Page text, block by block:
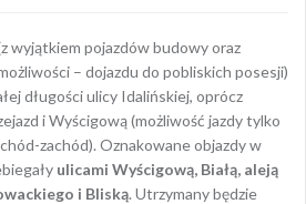
wyjątkiem pojazdów budowy oraz
– dojazdu do pobliskich posesji)
długości ulicy Idalińskiej, oprócz
i Wyścigową (możliwość jazdy tylko
zachód). Oznakowane objazdy w
ulicami Wyścigową, Białą, aleją
i Bliską. Utrzymany będzie